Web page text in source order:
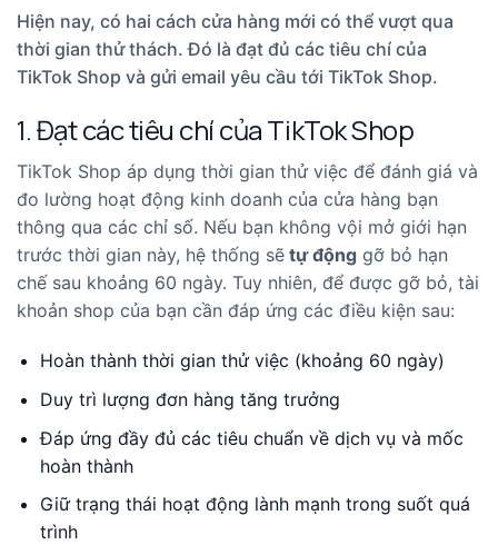
Hiện nay, có hai cách cửa hàng mới có thể vượt qua
thời gian thử thách. Đó là đạt đủ các tiêu chí của
TikTok Shop và gửi email yêu cầu tới TikTok Shop.
1. Đạt các tiêu chí của TikTok Shop
TikTok Shop áp dụng thời gian thử việc để đánh giá và
đo lường hoạt động kinh doanh của cửa hàng bạn
thông qua các chỉ số. Nếu bạn không vội mở giới hạn
trước thời gian này, hệ thống sẽ tự động gỡ bỏ hạn
chế sau khoảng 60 ngày. Tuy nhiên, để được gỡ bỏ, tài
khoản shop của bạn cần đáp ứng các điều kiện sau:
Hoàn thành thời gian thử việc (khoảng 60 ngày)
Duy trì lượng đơn hàng tăng trưởng
Đáp ứng đầy đủ các tiêu chuẩn về dịch vụ và mốc
hoàn thành
Giữ trạng thái hoạt động lành mạnh trong suốt quá
trình